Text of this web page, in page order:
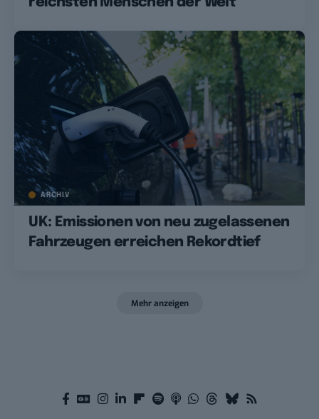
ARCHIV
UK: Emissionen von neu zugelassenen
Fahrzeugen erreichen Rekordtief
Mehr anzeigen